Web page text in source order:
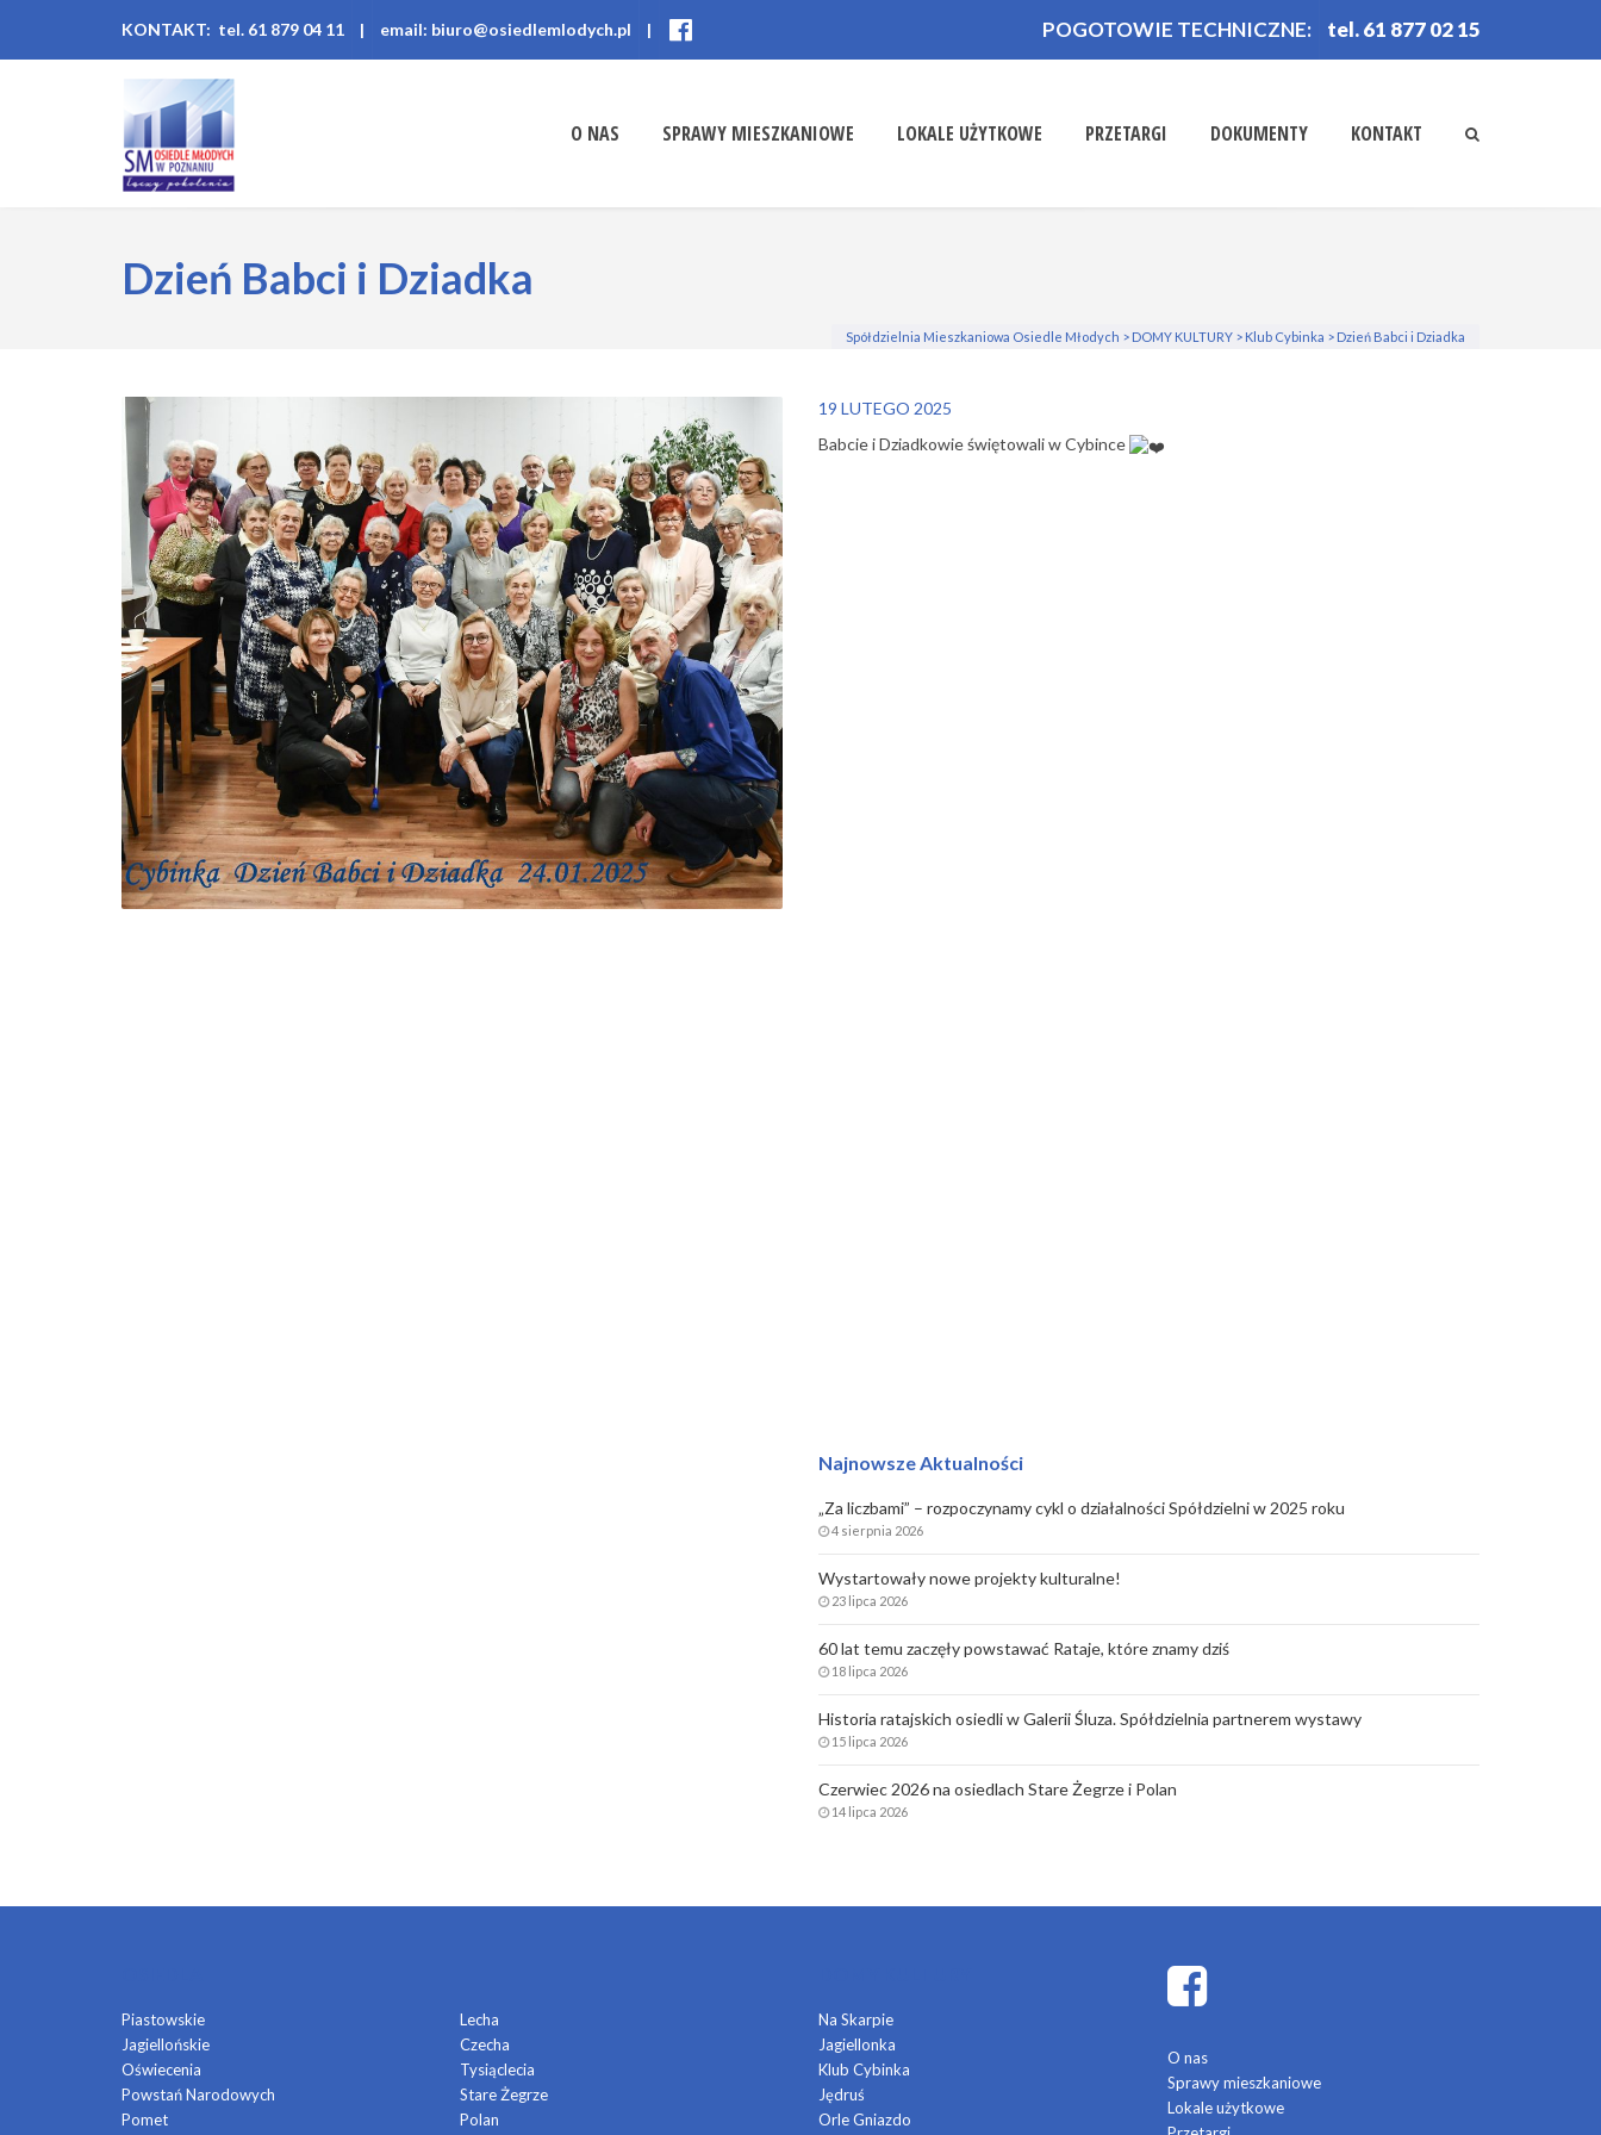
KONTAKT: tel. 61 879 04 11 | email: biuro@osiedlemlodych.pl | POGOTOWIE TECHNICZNE: tel. 61 877 02 15
O NAS SPRAWY MIESZKANIOWE LOKALE UŻYTKOWE PRZETARGI DOKUMENTY KONTAKT
Dzień Babci i Dziadka
Spółdzielnia Mieszkaniowa Osiedle Młodych > DOMY KULTURY > Klub Cybinka > Dzień Babci i Dziadka
19 LUTEGO 2025
Babcie i Dziadkowie świętowali w Cybince
Najnowsze Aktualności
„Za liczbami” – rozpoczynamy cykl o działalności Spółdzielni w 2025 roku
4 sierpnia 2026
Wystartowały nowe projekty kulturalne!
23 lipca 2026
60 lat temu zaczęły powstawać Rataje, które znamy dziś
18 lipca 2026
Historia ratajskich osiedli w Galerii Śluza. Spółdzielnia partnerem wystawy
15 lipca 2026
Czerwiec 2026 na osiedlach Stare Żegrze i Polan
14 lipca 2026
Piastowskie
Jagiellońskie
Oświecenia
Powstań Narodowych
Pomet
Lecha
Czecha
Tysiąclecia
Stare Żegrze
Polan
Na Skarpie
Jagiellonka
Klub Cybinka
Jędruś
Orle Gniazdo
O nas
Sprawy mieszkaniowe
Lokale użytkowe